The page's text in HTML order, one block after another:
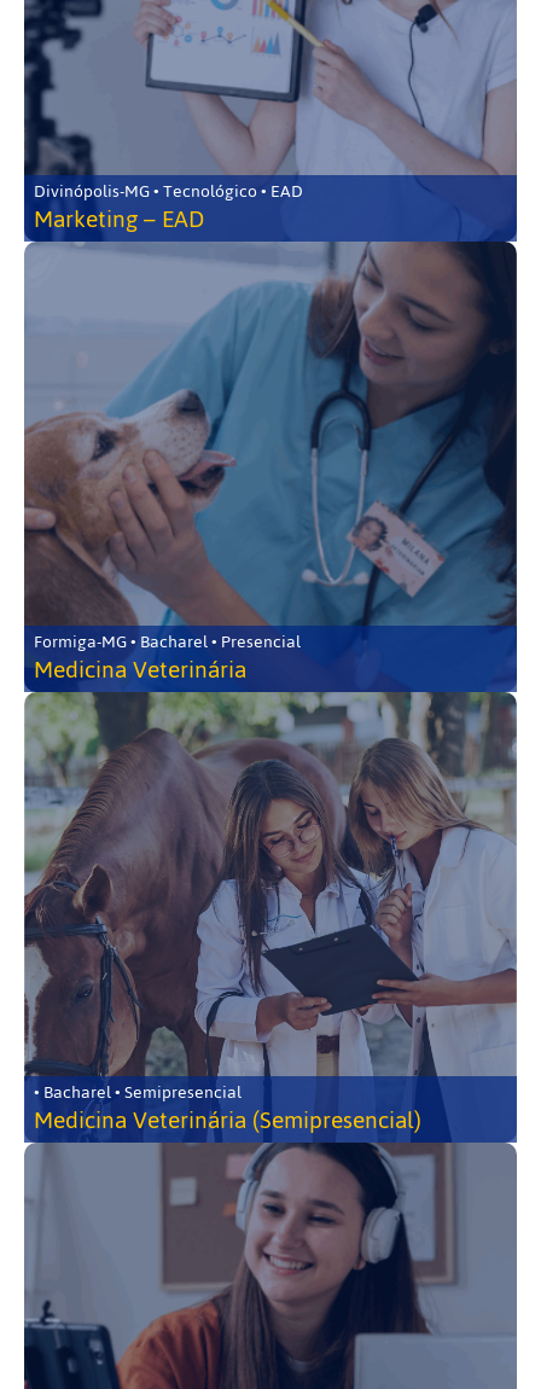
Divinópolis-MG • Tecnológico • EAD
Marketing – EAD
Formiga-MG • Bacharel • Presencial
Medicina Veterinária
• Bacharel • Semipresencial
Medicina Veterinária (Semipresencial)